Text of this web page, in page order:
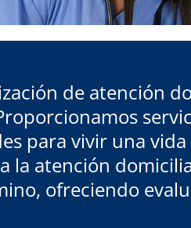
de atención
para vivir una
la atención
ofreciendo